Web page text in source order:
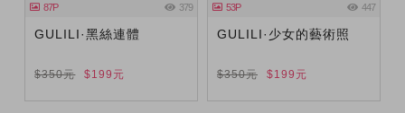
87P 379
GULILI·黑絲連體
$350元 $199元
53P 447
GULILI·少女的藝術照
$350元 $199元